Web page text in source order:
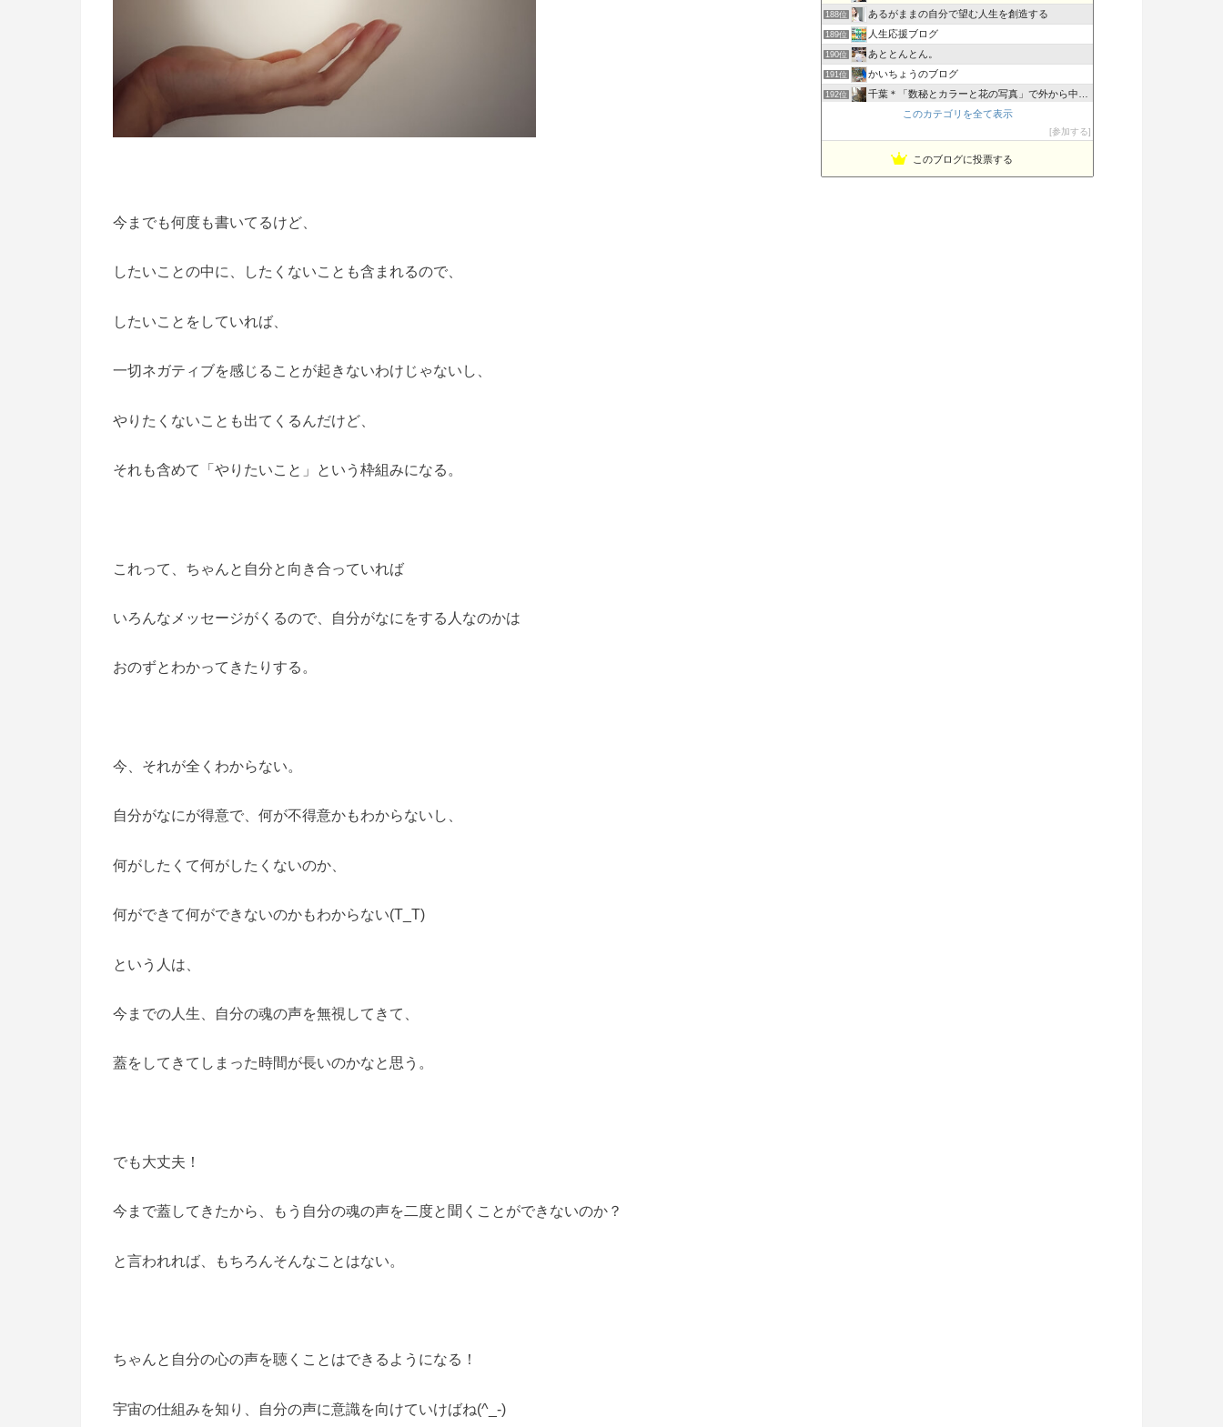
今までも何度も書いてるけど、
したいことの中に、したくないことも含まれるので、
したいことをしていれば、
一切ネガティブを感じることが起きないわけじゃないし、
やりたくないことも出てくるんだけど、
それも含めて「やりたいこと」という枠組みになる。
これって、ちゃんと自分と向き合っていれば
いろんなメッセージがくるので、自分がなにをする人なのかは
おのずとわかってきたりする。
今、それが全くわからない。
自分がなにが得意で、何が不得意かもわからないし、
何がしたくて何がしたくないのか、
何ができて何ができないのかもわからない(T_T)
という人は、
今までの人生、自分の魂の声を無視してきて、
蓋をしてきてしまった時間が長いのかなと思う。
でも大丈夫！
今まで蓋してきたから、もう自分の魂の声を二度と聞くことができないのか？
と言われれば、もちろんそんなことはない。
ちゃんと自分の心の声を聴くことはできるようになる！
宇宙の仕組みを知り、自分の声に意識を向けていけばね(^_-)
188位 あるがままの自分で望む人生を創造する
189位 人生応援ブログ
190位 あととんとん。
191位 かいちょうのブログ
192位 千葉＊「数秘とカラーと花の写真」で外から中から丸ごとのあな…
スキニノートこのカテゴリを全て表示
参加する
このブログに投票する